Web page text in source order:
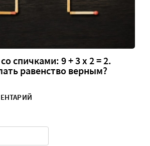
спичками: 9 + 3 х 2 = 2.
равенство верным?